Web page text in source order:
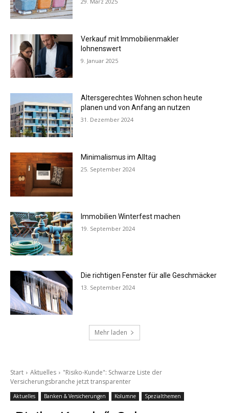
Verkauf mit Immobilienmakler
lohnenswert
9. Januar 2025
Altersgerechtes Wohnen schon heute
planen und von Anfang an nutzen
31. Dezember 2024
Minimalismus im Alltag
25. September 2024
Immobilien Winterfest machen
19. September 2024
Die richtigen Fenster für alle Geschmäcker
13. September 2024
Mehr laden